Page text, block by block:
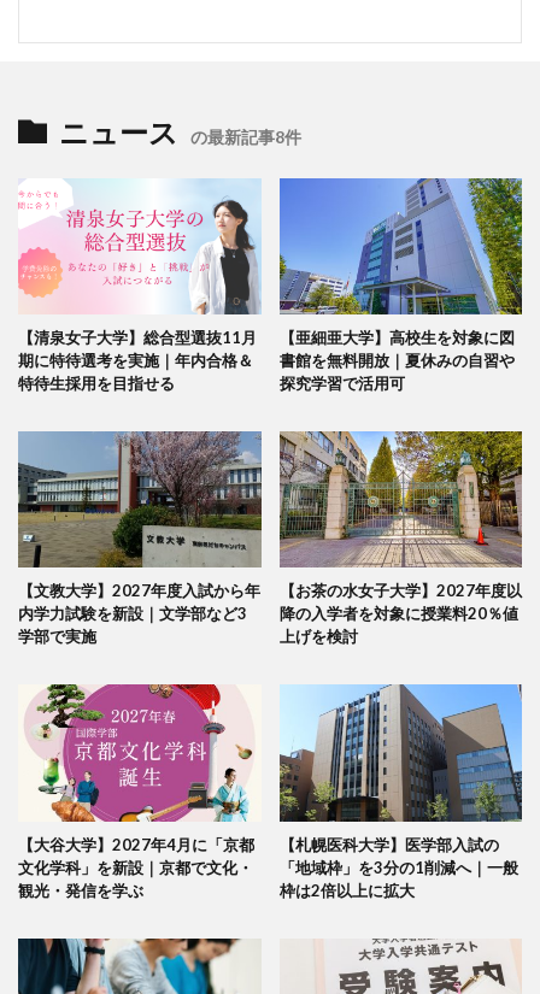
ニュース の最新記事8件
【清泉女子大学】総合型選抜11月
期に特待選考を実施｜年内合格＆
特待生採用を目指せる
【亜細亜大学】高校生を対象に図
書館を無料開放｜夏休みの自習や
探究学習で活用可
【文教大学】2027年度入試から年
内学力試験を新設｜文学部など3
学部で実施
【お茶の水女子大学】2027年度以
降の入学者を対象に授業料20％値
上げを検討
【大谷大学】2027年4月に「京都
文化学科」を新設｜京都で文化・
観光・発信を学ぶ
【札幌医科大学】医学部入試の
「地域枠」を3分の1削減へ｜一般
枠は2倍以上に拡大